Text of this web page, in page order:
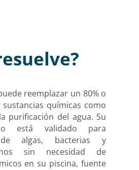
reemplazar un 80% o
químicas como
purificación del agua. Su
está validado para
de algas, bacterias y
sin necesidad de
en su piscina, fuente